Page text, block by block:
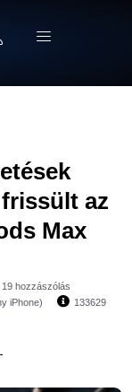
az
Max
19 hozzászólás
iPhone) 133629